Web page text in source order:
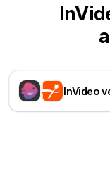
InVideo